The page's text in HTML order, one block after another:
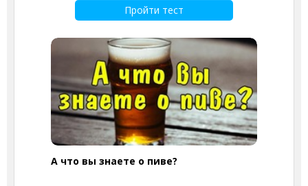
Пройти тест
А что вы знаете о пиве?